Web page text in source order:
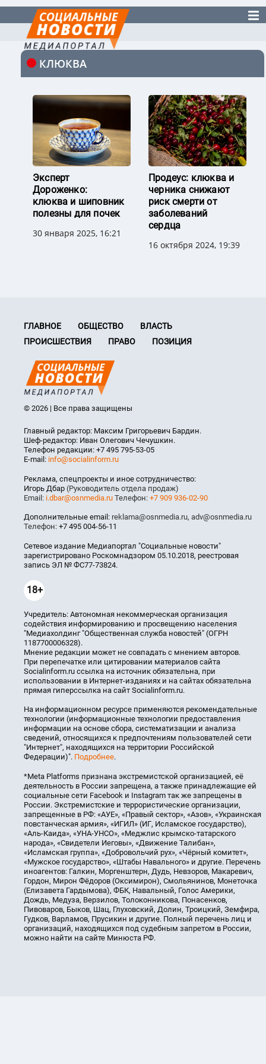
КЛЮКВА
Эксперт
Дороженко:
клюква и шиповник
полезны для почек
30 января 2025, 16:21
Продеус: клюква и
черника снижают
риск смерти от
заболеваний
сердца
16 октября 2024, 19:39
ГЛАВНОЕ ОБЩЕСТВО
ВЛАСТЬ
ПРОИСШЕСТВИЯ
ПРАВО ПОЗИЦИЯ
© 2026 | Все права защищены
Главный редактор: Максим Григорьевич Бардин.
Шеф-редактор: Иван Олегович Чечушкин.
Телефон редакции: +7 495 795-53-05
E-mail: info@socialinform.ru
Реклама, спецпроекты и иное сотрудничество:
Игорь Дбар (Руководитель отдела продаж)
Email: i.dbar@osnmedia.ru Телефон: +7 909 936-02-90
Дополнительные email: reklama@osnmedia.ru, adv@osnmedia.ru
Телефон: +7 495 004-56-11
Сетевое издание Медиапортал "Социальные новости"
зарегистрировано Роскомнадзором 05.10.2018, реестровая
запись ЭЛ № ФС77-73824.
18+
Учредитель: Автономная некоммерческая организация
содействия информированию и просвещению населения
"Медиахолдинг "Общественная служба новостей" (ОГРН
1187700006328).
Мнение редакции может не совпадать с мнением авторов.
При перепечатке или цитировании материалов сайта
Socialinform.ru ссылка на источник обязательна, при
использовании в Интернет-изданиях и на сайтах обязательна
прямая гиперссылка на сайт Socialinform.ru.
На информационном ресурсе применяются рекомендательные
технологии (информационные технологии предоставления
информации на основе сбора, систематизации и анализа
сведений, относящихся к предпочтениям пользователей сети
"Интернет", находящихся на территории Российской
Федерации)". Подробнее.
*Meta Platforms признана экстремистской организацией, её
деятельность в России запрещена, а также принадлежащие ей
социальные сети Facebook и Instagram так же запрещены в
России. Экстремистские и террористические организации,
запрещенные в РФ: «АУЕ», «Правый сектор», «Азов», «Украинская
повстанческая армия», «ИГИЛ» (ИГ, Исламское государство),
«Аль-Каида», «УНА-УНСО», «Меджлис крымско-татарского
народа», «Свидетели Иеговы», «Движение Талибан»,
«Исламская группа», «Добровольчий рух», «Чёрный комитет»,
«Мужское государство», «Штабы Навального» и другие. Перечень
иноагентов: Галкин, Моргенштерн, Дудь, Невзоров, Макаревич,
Гордон, Мирон Фёдоров (Оксимирон), Смольянинов, Монеточка
(Елизавета Гардымова), ФБК, Навальный, Голос Америки,
Дождь, Медуза, Верзилов, Толоконникова, Понасенков,
Пивоваров, Быков, Шац, Глуховский, Долин, Троицкий, Земфира,
Гудков, Варламов, Прусикин и другие. Полный перечень лиц и
организаций, находящихся под судебным запретом в России,
можно найти на сайте Минюста РФ.